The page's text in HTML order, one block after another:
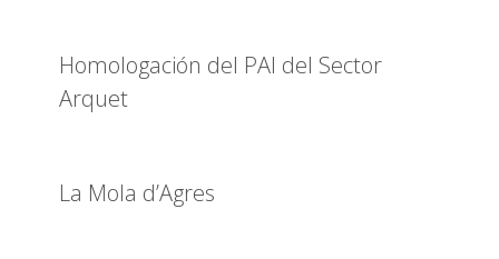
Homologación del PAI del Sector
Arquet
La Mola d’Agres